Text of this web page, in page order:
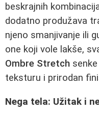
beskrajnih
dodatno produžava
njeno smanjivanje ili
one koji vole lakše,
Ombre Stretch
teksturu i prirodan
Nega tela: Užitak i